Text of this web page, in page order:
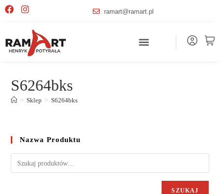
ramart@ramart.pl
S6264bks
> Sklep > S6264bks
Nazwa Produktu
SZUKAJ